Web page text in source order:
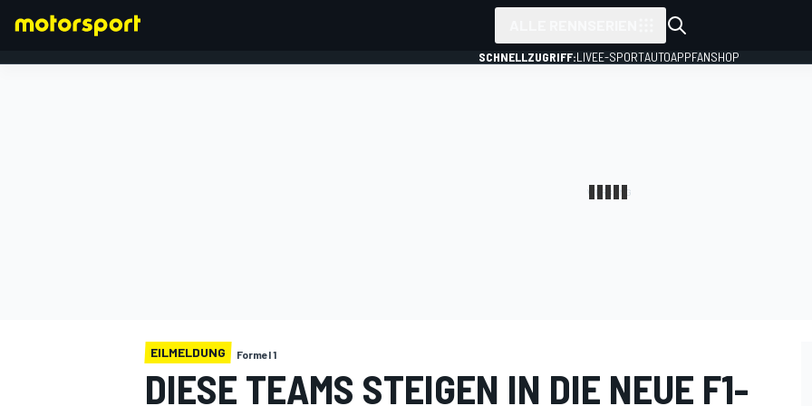
SCHNELLZUGRIFF:LIVEE-SPORTAUTOAPPFANSHOP
EILMELDUNG Formel 1
DIESE TEAMS STEIGEN IN DIE NEUE F1-